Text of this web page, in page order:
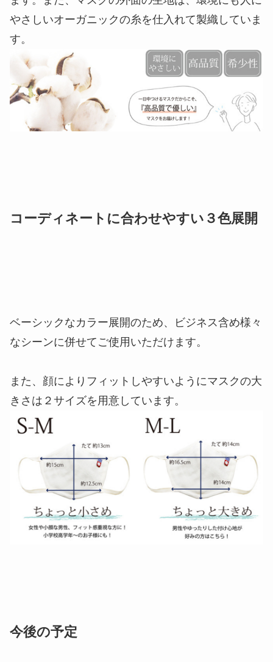
やさしいオーガニックの糸を仕入れて製織していま
す。
コーディネートに合わせやすい３色展開